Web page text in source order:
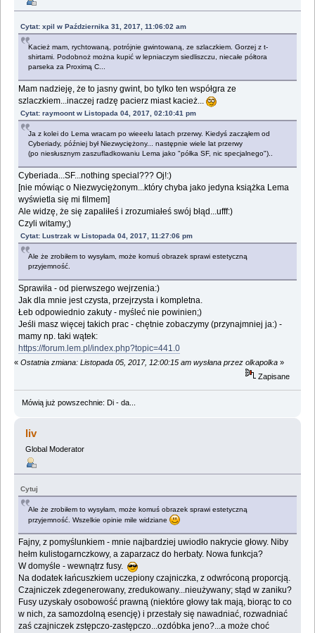
Cytat: xpil w Października 31, 2017, 11:06:02 am
Kacież mam, rychtowaną, potrójnie gwintowaną, ze szlaczkiem. Gorzej z t-
shirtami. Podobnoż można kupić w lepniaczym siedliszczu, niecałe półtora
parseka za Proximą C...
Mam nadzieję, że to jasny gwint, bo tylko ten współgra ze
szlaczkiem...inaczej radzę pacierz miast kacież...
Cytat: raymoont w Listopada 04, 2017, 02:10:41 pm
Ja z kolei do Lema wracam po wieeelu latach przerwy. Kiedyś zacząłem od
Cyberiady, później był Niezwyciężony... następnie wiele lat przerwy
(po niesłusznym zaszufladkowaniu Lema jako "półka SF, nic specjalnego")..
Cyberiada...SF...nothing special??? Oj!:)
[nie mówiąc o Niezwyciężonym...który chyba jako jedyna książka Lema
wyświetla się mi filmem]
Ale widzę, że się zapaliłeś i zrozumiałeś swój błąd...ufff:)
Czyli witamy;)
Cytat: Lustrzak w Listopada 04, 2017, 11:27:06 pm
Ale że zrobiłem to wysyłam, może komuś obrazek sprawi estetyczną
przyjemność.
Sprawiła - od pierwszego wejrzenia:)
Jak dla mnie jest czysta, przejrzysta i kompletna.
Łeb odpowiednio zakuty - myśleć nie powinien;)
Jeśli masz więcej takich prac - chętnie zobaczymy (przynajmniej ja:) -
mamy np. taki wątek:
https://forum.lem.pl/index.php?topic=441.0
« Ostatnia zmiana: Listopada 05, 2017, 12:00:15 am wysłana przez olkapolka »
Zapisane
Mówią już powszechnie: Di - da...
liv
Global Moderator
Cytuj
Ale że zrobiłem to wysyłam, może komuś obrazek sprawi estetyczną
przyjemność. Wszelkie opinie mile widziane
Fajny, z pomyślunkiem - mnie najbardziej uwiodło nakrycie głowy. Niby
hełm kulistogarnczkowy, a zaparzacz do herbaty. Nowa funkcja?
W domyśle - wewnątrz fusy.
Na dodatek łańcuszkiem uczepiony czajniczka, z odwróconą proporcją.
Czajniczek zdegenerowany, zredukowany...nieużywany; stąd w zaniku?
Fusy uzyskały osobowość prawną (niektóre głowy tak mają, biorąc to co
w nich, za samozdolną esencję) i przestały się nawadniać, rozwadniać
zaś czajniczek zstępczo-zastępczo...ozdóbka jeno?...a może choć